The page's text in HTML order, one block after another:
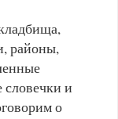
районы,
и
о